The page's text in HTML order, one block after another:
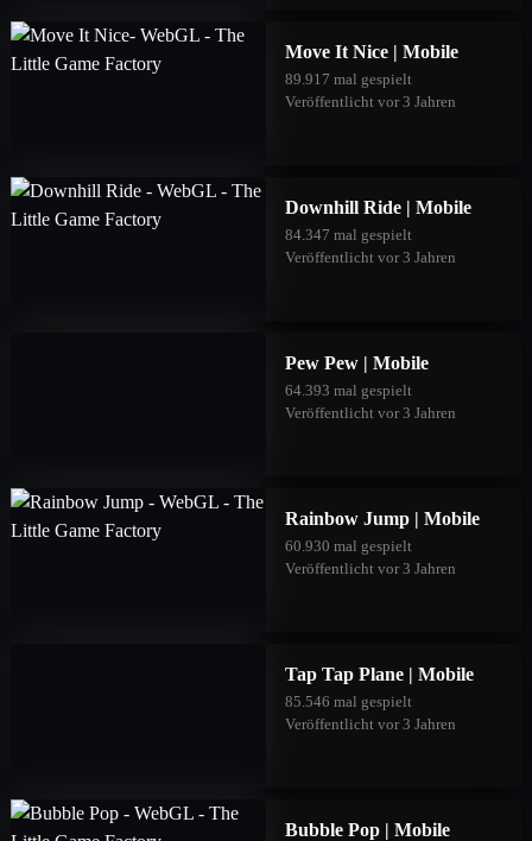
Move It Nice | Mobile
89.917 mal gespielt
Veröffentlicht vor 3 Jahren
Downhill Ride | Mobile
84.347 mal gespielt
Veröffentlicht vor 3 Jahren
Pew Pew | Mobile
64.393 mal gespielt
Veröffentlicht vor 3 Jahren
Rainbow Jump | Mobile
60.930 mal gespielt
Veröffentlicht vor 3 Jahren
Tap Tap Plane | Mobile
85.546 mal gespielt
Veröffentlicht vor 3 Jahren
Bubble Pop | Mobile